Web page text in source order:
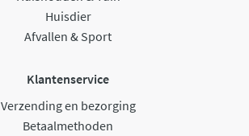
Huisdier
Afvallen & Sport
Klantenservice
Verzending en bezorging
Betaalmethoden